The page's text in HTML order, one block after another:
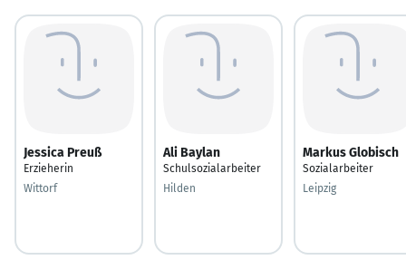
Jessica Preuß
Erzieherin
Wittorf
Ali Baylan
Schulsozialarbeiter
Hilden
Markus Globisch
Sozialarbeiter
Leipzig